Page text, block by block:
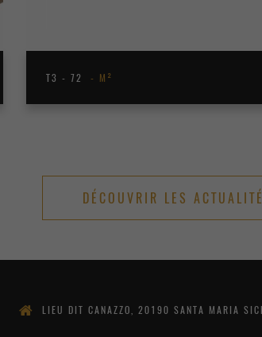
T3 - 72 M²
DÉCOUVRIR LES
LIEU DIT CANAZZO, 20190 SANTA MARIA